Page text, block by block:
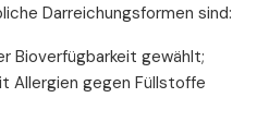
Darreichungsformen sind:
Bioverfügbarkeit gewählt;
Allergien gegen Füllstoffe